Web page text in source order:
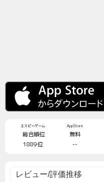
エスピーゲーム
総合順位
1889位
AppStore
無料
--